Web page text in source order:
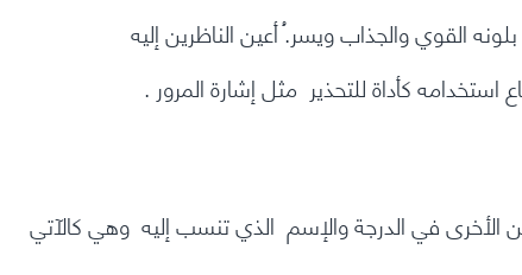
القوي والجذاب ويسر.ُ أعين الناظرين إليه
كأداة للتحذير مثل إشارة المرور .
في الدرجة والإسم الذي تنسب إليه وهي كالآتي